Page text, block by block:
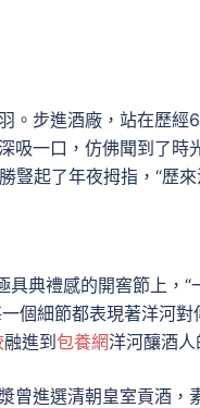
步進酒廠，站在歷經
吸一口，仿佛聞到了時
起了年夜拇指，“歷
典禮感的開窖節上，“
個細節都表現著洋河
融進到 包養網洋河釀酒人
曾進選清朝皇室貢酒，